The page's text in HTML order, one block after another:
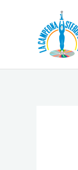
contenido
de